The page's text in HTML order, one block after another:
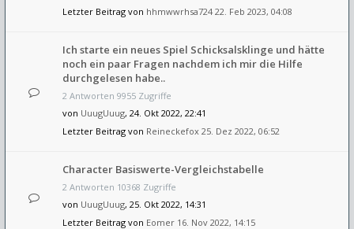
Letzter Beitrag von hhmwwrhsa724 22. Feb 2023, 04:08
Ich starte ein neues Spiel Schicksalsklinge und hätte
noch ein paar Fragen nachdem ich mir die Hilfe
durchgelesen habe..
2 Antworten 9955 Zugriffe
von UuugUuug, 24. Okt 2022, 22:41
Letzter Beitrag von Reineckefox 25. Dez 2022, 06:52
Character Basiswerte-Vergleichstabelle
2 Antworten 10368 Zugriffe
von UuugUuug, 25. Okt 2022, 14:31
Letzter Beitrag von Eomer 16. Nov 2022, 14:15